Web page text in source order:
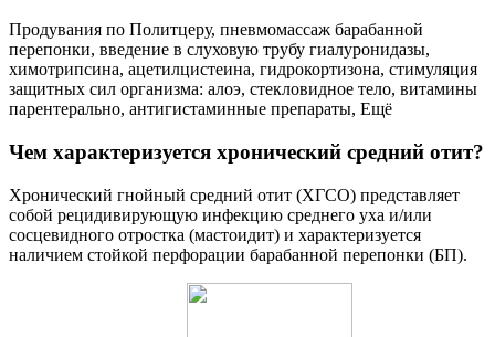
Продувания по Политцеру, пневмомассаж барабанной
перепонки, введение в слуховую трубу гиалуронидазы,
химотрипсина, ацетилцистеина, гидрокортизона, стимуляция
защитных сил организма: алоэ, стекловидное тело, витамины
парентерально, антигистаминные препараты, Ещё
Чем характеризуется хронический средний отит?
Хронический гнойный средний отит (ХГСО) представляет
собой рецидивирующую инфекцию среднего уха и/или
сосцевидного отростка (мастоидит) и характеризуется
наличием стойкой перфорации барабанной перепонки (БП).